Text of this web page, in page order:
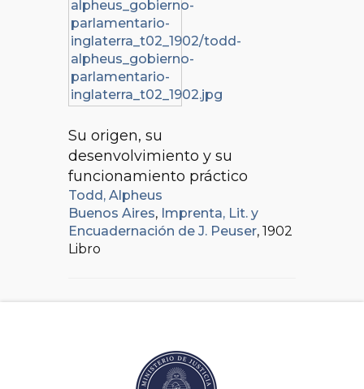
Su origen, su
desenvolvimiento y su
funcionamiento práctico
Todd, Alpheus
Buenos Aires, Imprenta, Lit. y
Encuadernación de J. Peuser, 1902
Libro